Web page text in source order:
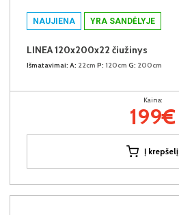
NAUJIENA YRA SANDĖLYJE
LINEA 120x200x22 čiužinys
Išmatavimai: A: 22cm P: 120cm G: 200cm
Kaina:
199€
Į krepšelį